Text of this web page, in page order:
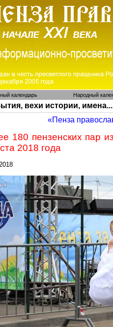
календарь Народный
вехи истории, имена...
«Пенза
180 пензенских пар
2018 года